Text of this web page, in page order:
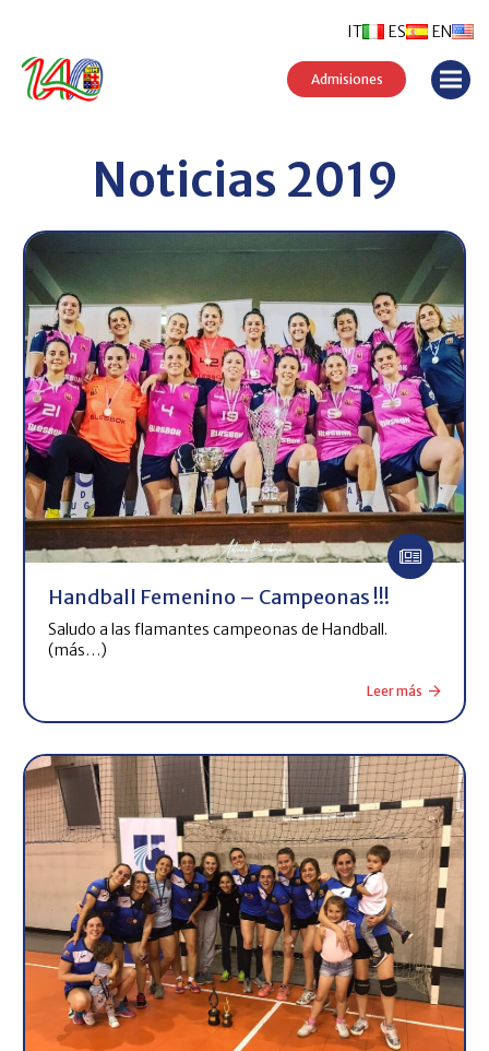
ES EN
IT
Admisiones
Noticias 2019
Handball Femenino – Campeonas !!!
Saludo a las flamantes campeonas de Handball.
(más…)
Leer más